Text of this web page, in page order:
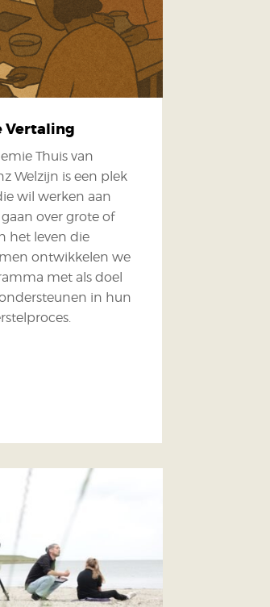
Vertaling
Thuis van
Welzijn is een plek
wil werken aan
over grote of
het leven die
ontwikkelen we
met als doel
in hun